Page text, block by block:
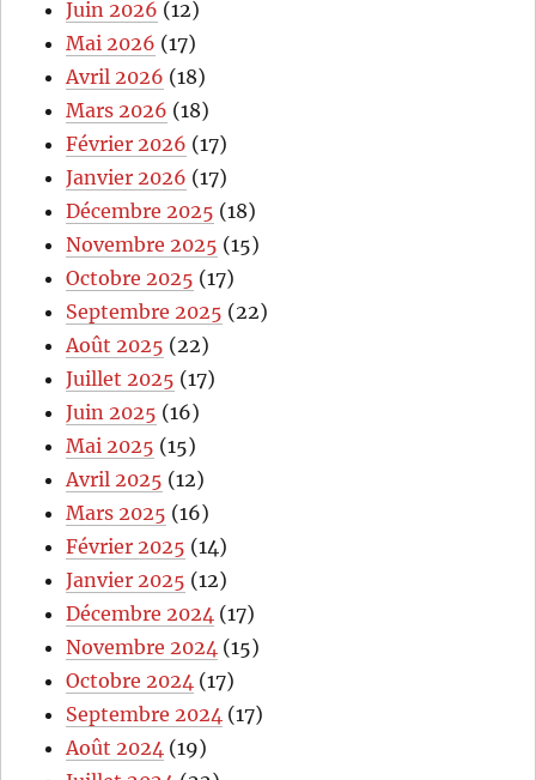
Juin 2026 (12)
Mai 2026 (17)
Avril 2026 (18)
Mars 2026 (18)
Février 2026 (17)
Janvier 2026 (17)
Décembre 2025 (18)
Novembre 2025 (15)
Octobre 2025 (17)
Septembre 2025 (22)
Août 2025 (22)
Juillet 2025 (17)
Juin 2025 (16)
Mai 2025 (15)
Avril 2025 (12)
Mars 2025 (16)
Février 2025 (14)
Janvier 2025 (12)
Décembre 2024 (17)
Novembre 2024 (15)
Octobre 2024 (17)
Septembre 2024 (17)
Août 2024 (19)